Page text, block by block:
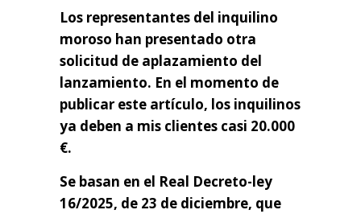
Los representantes del inquilino
moroso han presentado otra
solicitud de aplazamiento del
lanzamiento. En el momento de
publicar este artículo, los inquilinos
ya deben a mis clientes casi 20.000
€.
Se basan en el Real Decreto-ley
16/2025, de 23 de diciembre, que